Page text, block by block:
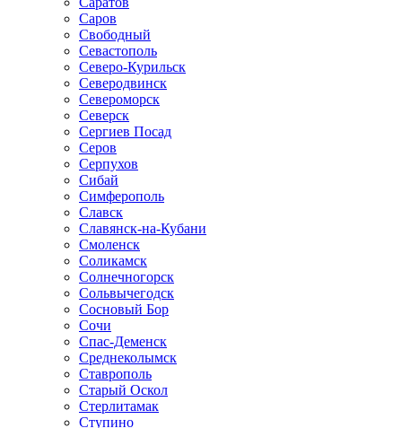
Саров
Свободный
Севастополь
Северо-Курильск
Северодвинск
Североморск
Северск
Сергиев Посад
Серов
Серпухов
Сибай
Симферополь
Славск
Славянск-на-Кубани
Смоленск
Соликамск
Солнечногорск
Сольвычегодск
Сосновый Бор
Сочи
Спас-Деменск
Среднеколымск
Ставрополь
Старый Оскол
Стерлитамак
Ступино